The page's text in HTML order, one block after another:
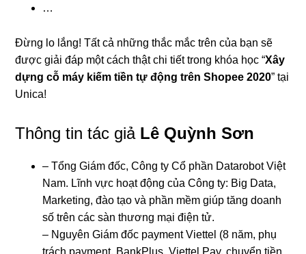
…
Đừng lo lắng! Tất cả những thắc mắc trên của bạn sẽ
được giải đáp một cách thật chi tiết trong khóa học “Xây
dựng cỗ máy kiếm tiền tự động trên Shopee 2020” tại
Unica!
Thông tin tác giả Lê Quỳnh Sơn
– Tổng Giám đốc, Công ty Cổ phần Datarobot Việt
Nam. Lĩnh vực hoạt động của Công ty: Big Data,
Marketing, đào tạo và phần mềm giúp tăng doanh
số trên các sàn thương mại điện tử.
– Nguyên Giám đốc payment Viettel (8 năm, phụ
trách payment, BankPlus, Viettel Pay, chuyển tiền